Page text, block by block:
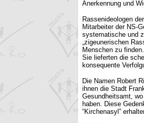
Anerkennung und
Rassenideologen
Mitarbeiter der NS-
systematische und
„zigeunerischen
Menschen zu finden.
Sie lieferten die
konsequente
Die Namen Robert
ihnen die Stadt
Gesundheitsamt,
haben. Diese
“Kirchenasyl”